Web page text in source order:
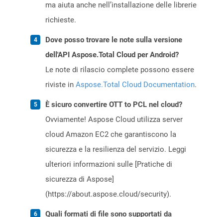
ma aiuta anche nell’installazione delle librerie
richieste.
Dove posso trovare le note sulla versione
dell'API Aspose.Total Cloud per Android?
Le note di rilascio complete possono essere
riviste in Aspose.Total Cloud Documentation.
È sicuro convertire OTT to PCL nel cloud?
Ovviamente! Aspose Cloud utilizza server
cloud Amazon EC2 che garantiscono la
sicurezza e la resilienza del servizio. Leggi
ulteriori informazioni sulle [Pratiche di
sicurezza di Aspose]
(https://about.aspose.cloud/security).
Quali formati di file sono supportati da